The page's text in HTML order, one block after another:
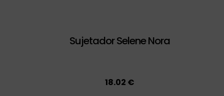
Sujetador Selene Nora
18.02 €